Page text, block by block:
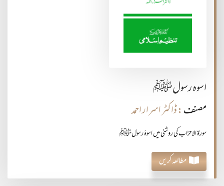
اسوہ رسولﷺ
مصنف: ڈاکٹر اسرار احمد
سورۃ الاحزاب کی روشنی میں اسوۂ رسولﷺ
مطالعہ کریں